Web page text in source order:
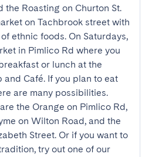
the Roasting on Churton St.
on Tachbrook street with
ethnic foods. On Saturdays,
in Pimlico Rd where you
or lunch at the
and Café. If you plan to eat
are many possibilities.
the Orange on Pimlico Rd,
on Wilton Road, and the
Street. Or if you want to
try out one of our